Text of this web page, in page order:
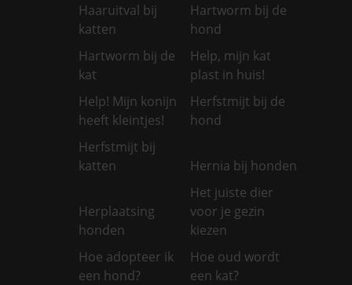
Haaruitval bij
katten
Hartworm bij de
hond
Hartworm bij de
kat
Help, mijn kat
plast in huis!
Help! Mijn konijn
heeft kleintjes!
Herfstmijt bij de
hond
Herfstmijt bij
katten
Hernia bij honden
Herplaatsing
honden
Het juiste dier
voor je gezin
kiezen
Hoe adopteer ik
een hond?
Hoe oud wordt
een kat?